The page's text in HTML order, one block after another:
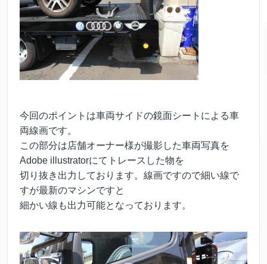
今回のポイントは車両サイドの鏡面シートによる車
両線画です。
この部分は店舗オーナー様が撮影した車両写真を
Adobe illustratorにてトレースした物を
切り抜き出力しております。線画ですので細い線で
すが最新のマシンですと
細かい線も出力可能となっております。